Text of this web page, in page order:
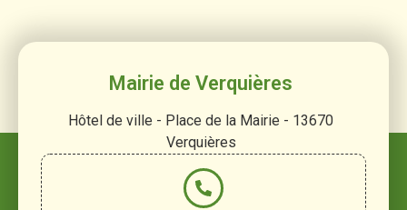
Mairie de Verquières
Hôtel de ville - Place de la Mairie - 13670
Verquières